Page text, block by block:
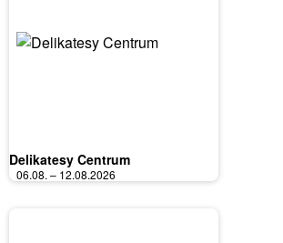
Delikatesy Centrum
06.08. – 12.08.2026